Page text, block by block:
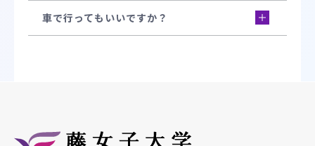
車で行ってもいいですか？